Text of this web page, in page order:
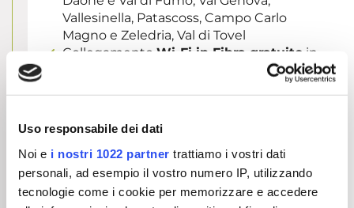
Uso responsabile dei dati
Noi e i nostri 1022 partner trattiamo i vostri dati
personali, ad esempio il vostro numero IP, utilizzando
tecnologie come i cookie per memorizzare e accedere
Vallesinella, Patascoss, Campo Carlo
Magno e Zeledria, Val di Tovel
Collegamento Wi-Fi in Fibra gratuito in
Navetta Gratuita da / per gli impianti di
Dolce merenda
17.30
Miniclub dalle ore 14.30 alle ore 22.30
per i più piccoli
Convenzione per noleggio bici e e-bike